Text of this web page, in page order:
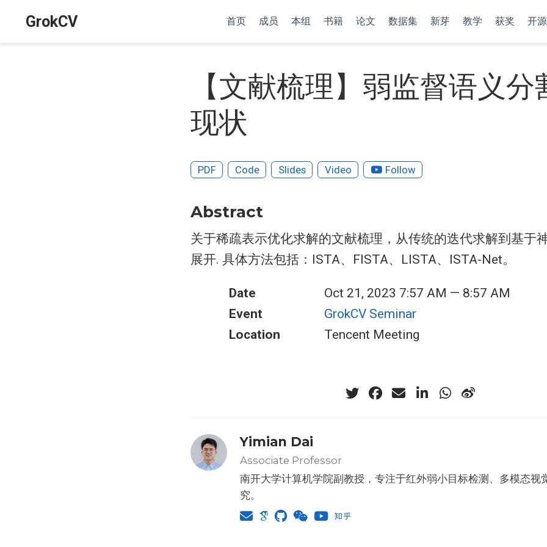
GrokCV 首页 成员 本组 书籍 论文 数据集 新芽 教学 获奖 开源
【文献梳理】弱监督语义分
现状
PDF Code Slides Video Follow
Abstract
关于稀疏表示优化求解的文献梳理，从传统的迭代求解到基于
展开. 具体方法包括：ISTA、FISTA、LISTA、ISTA-Net。
Date
Oct 21, 2023 7:57 AM — 8:57 AM
Event
GrokCV Seminar
Location
Tencent Meeting
Yimian Dai
Associate Professor
南开大学计算机学院副教授，专注于红外弱小目标检测、多模态视
究。